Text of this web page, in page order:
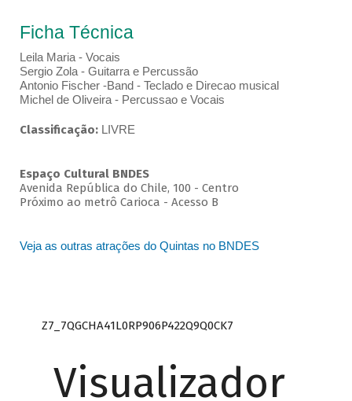
Ficha Técnica
Leila Maria - Vocais
Sergio Zola - Guitarra e Percussão
Antonio Fischer -Band - Teclado e Direcao musical
Michel de Oliveira - Percussao e Vocais
Classificação: LIVRE
Espaço Cultural BNDES
Avenida República do Chile, 100 - Centro
Próximo ao metrô Carioca - Acesso B
Veja as outras atrações do Quintas no BNDES
Z7_7QGCHA41L0RP906P422Q9Q0CK7
Visualizador